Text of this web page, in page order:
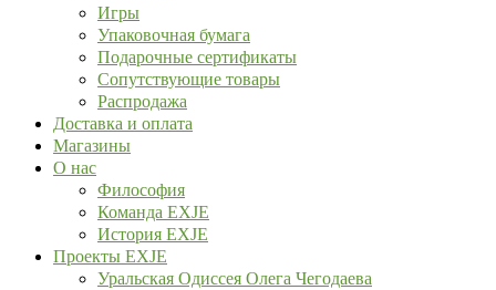
Игры
Упаковочная бумага
Подарочные сертификаты
Сопутствующие товары
Распродажа
Доставка и оплата
Магазины
О нас
Философия
Команда EXJE
История EXJE
Проекты EXJE
Уральская Одиссея Олега Чегодаева